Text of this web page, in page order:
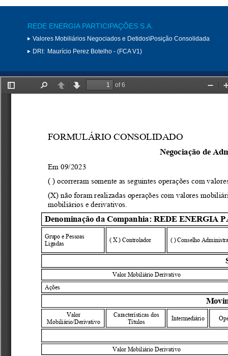
REDE ENERGIA PARTICIPAÇÕES S.A.
Valores Mobiliários Negociados e Detidos\Posição Consolidada
DRI: Maurício Perez Botelho - (FCA V1)